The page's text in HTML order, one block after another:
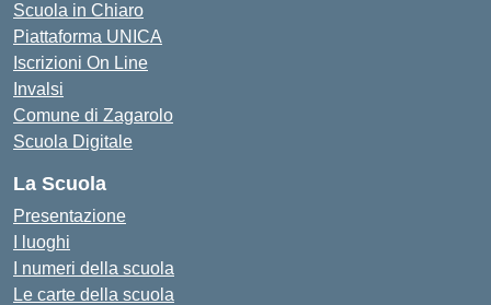
Scuola in Chiaro
Piattaforma UNICA
Iscrizioni On Line
Invalsi
Comune di Zagarolo
Scuola Digitale
La Scuola
Presentazione
I luoghi
I numeri della scuola
Le carte della scuola